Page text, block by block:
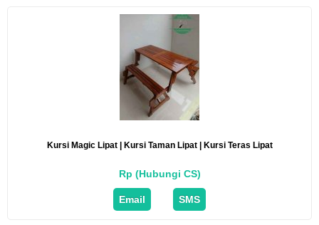
Kursi Magic Lipat | Kursi Taman Lipat | Kursi Teras Lipat
Rp (Hubungi CS)
Email SMS